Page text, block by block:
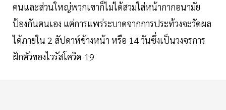
คนและส่วนใหญ่พวกเขาก็ไม่ได้สวมใส่หน้ากากอนามัย
ป้องกันตนเอง แต่การแพร่ระบาดจากการประท้วงจะวัดผล
ได้ภายใน 2 สัปดาห์ข้างหน้า หรือ 14 วันซึ่งเป็นวงจรการ
ฝักตัวของไวรัสโควิด-19